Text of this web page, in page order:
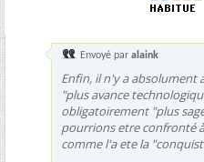
Envoyé par alaink
Enfin, il n'y a absolument
"plus avance
obligatoirement "plus
pourrions etre confronté
comme l'a ete la